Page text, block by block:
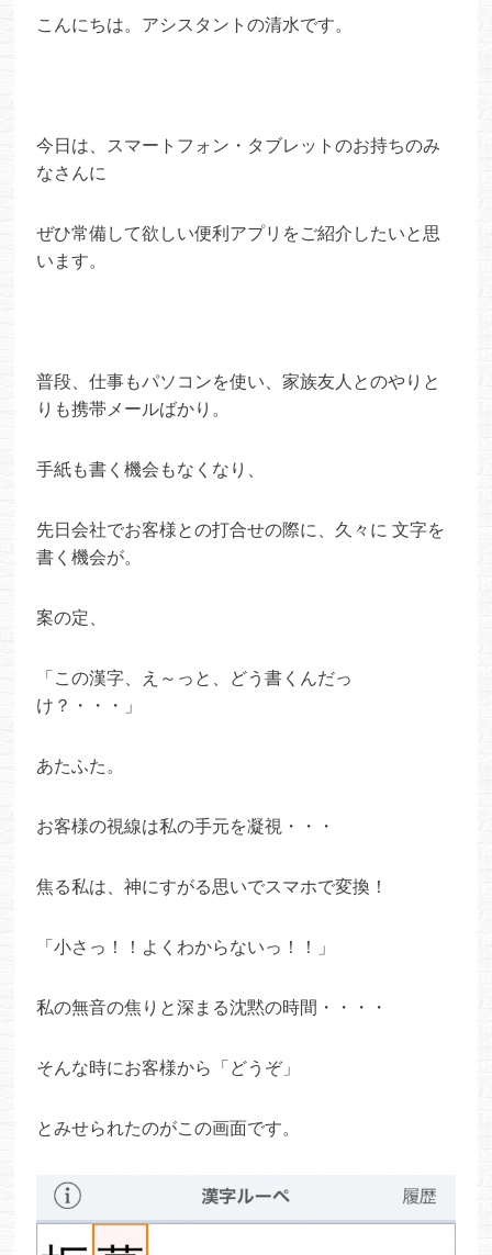
こんにちは。アシスタントの清水です。
今日は、スマートフォン・タブレットのお持ちのみ
なさんに
ぜひ常備して欲しい便利アプリをご紹介したいと思
います。
普段、仕事もパソコンを使い、家族友人とのやりと
りも携帯メールばかり。
手紙も書く機会もなくなり、
先日会社でお客様との打合せの際に、久々に 文字を
書く機会が。
案の定、
「この漢字、え～っと、どう書くんだっ
け？・・・」
あたふた。
お客様の視線は私の手元を凝視・・・
焦る私は、神にすがる思いでスマホで変換！
「小さっ！！よくわからないっ！！」
私の無音の焦りと深まる沈黙の時間・・・・
そんな時にお客様から「どうぞ」
とみせられたのがこの画面です。